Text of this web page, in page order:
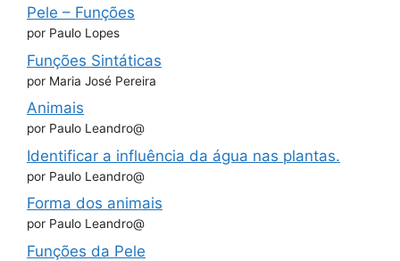
Pele – Funções
por Paulo Lopes
Funções Sintáticas
por Maria José Pereira
Animais
por Paulo Leandro@
Identificar a influência da água nas plantas.
por Paulo Leandro@
Forma dos animais
por Paulo Leandro@
Funções da Pele